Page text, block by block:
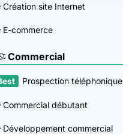
Création site Internet
E-commerce
Commercial
Prospection téléphonique
Commercial débutant
Développement commercial